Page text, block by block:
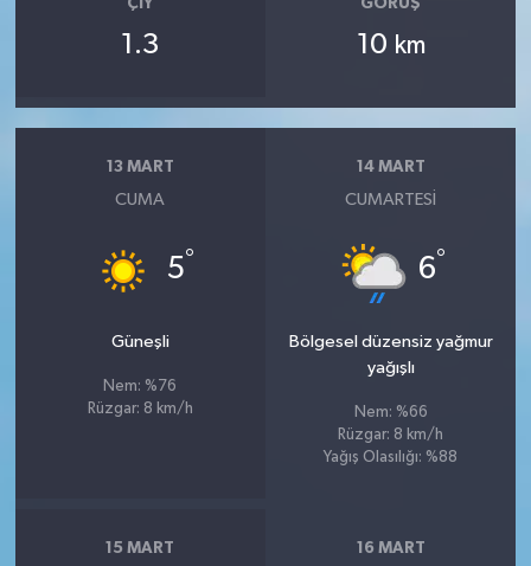
ÇIY
1.3
GÖRÜŞ
10 km
13 MART
CUMA
5°
Güneşli
Nem: %76
Rüzgar: 8 km/h
14 MART
CUMARTESI
6°
Bölgesel düzensiz yağmur
yağışlı
Nem: %66
Rüzgar: 8 km/h
Yağış Olasılığı: %88
15 MART 16 MART